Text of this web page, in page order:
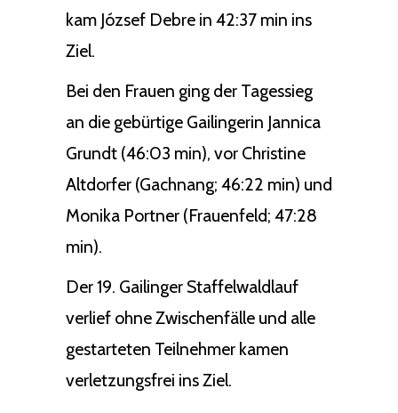
kam József Debre in 42:37 min ins
Ziel.
Bei den Frauen ging der Tagessieg
an die gebürtige Gailingerin Jannica
Grundt (46:03 min), vor Christine
Altdorfer (Gachnang; 46:22 min) und
Monika Portner (Frauenfeld; 47:28
min).
Der 19. Gailinger Staffelwaldlauf
verlief ohne Zwischenfälle und alle
gestarteten Teilnehmer kamen
verletzungsfrei ins Ziel.